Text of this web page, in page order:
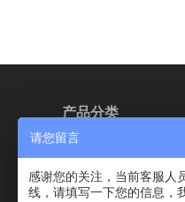
产品分类
交叉火力汽车音响
请您留言
感谢您的关注，当前客服人
线，请填写一下您的信息，